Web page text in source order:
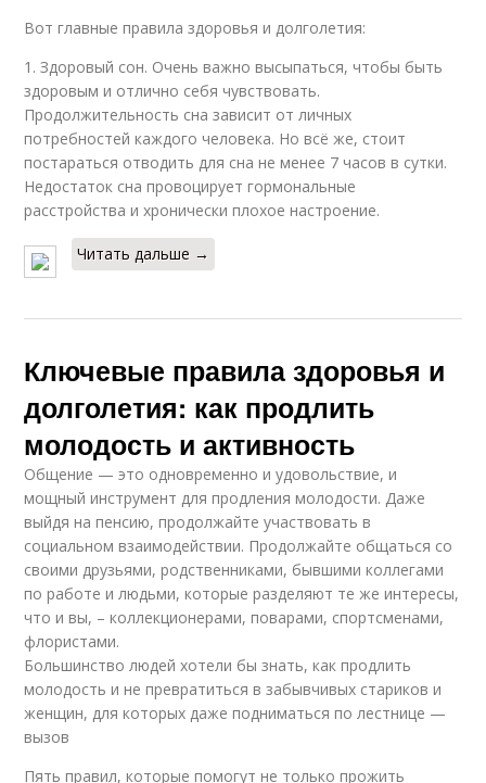
Вот главные правила здоровья и долголетия:
1. Здоровый сон. Очень важно высыпаться, чтобы быть
здоровым и отлично себя чувствовать.
Продолжительность сна зависит от личных
потребностей каждого человека. Но всё же, стоит
постараться отводить для сна не менее 7 часов в сутки.
Недостаток сна провоцирует гормональные
расстройства и хронически плохое настроение.
Читать дальше →
Ключевые правила здоровья и
долголетия: как продлить
молодость и активность
Общение — это одновременно и удовольствие, и
мощный инструмент для продления молодости. Даже
выйдя на пенсию, продолжайте участвовать в
социальном взаимодействии. Продолжайте общаться со
своими друзьями, родственниками, бывшими коллегами
по работе и людьми, которые разделяют те же интересы,
что и вы, – коллекционерами, поварами, спортсменами,
флористами.
Большинство людей хотели бы знать, как продлить
молодость и не превратиться в забывчивых стариков и
женщин, для которых даже подниматься по лестнице —
вызов
Пять правил, которые помогут не только прожить